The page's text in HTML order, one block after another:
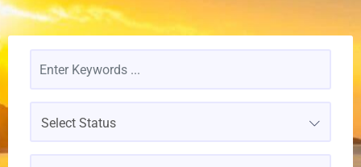
Select Status